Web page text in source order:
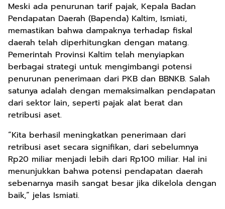
Meski ada penurunan tarif pajak, Kepala Badan
Pendapatan Daerah (Bapenda) Kaltim, Ismiati,
memastikan bahwa dampaknya terhadap fiskal
daerah telah diperhitungkan dengan matang.
Pemerintah Provinsi Kaltim telah menyiapkan
berbagai strategi untuk mengimbangi potensi
penurunan penerimaan dari PKB dan BBNKB. Salah
satunya adalah dengan memaksimalkan pendapatan
dari sektor lain, seperti pajak alat berat dan
retribusi aset.
“Kita berhasil meningkatkan penerimaan dari
retribusi aset secara signifikan, dari sebelumnya
Rp20 miliar menjadi lebih dari Rp100 miliar. Hal ini
menunjukkan bahwa potensi pendapatan daerah
sebenarnya masih sangat besar jika dikelola dengan
baik,” jelas Ismiati.